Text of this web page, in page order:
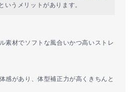
いうメリットがあります。
素材でソフトな風合いかつ高いストレ
感があり、体型補正力が高くきちんと